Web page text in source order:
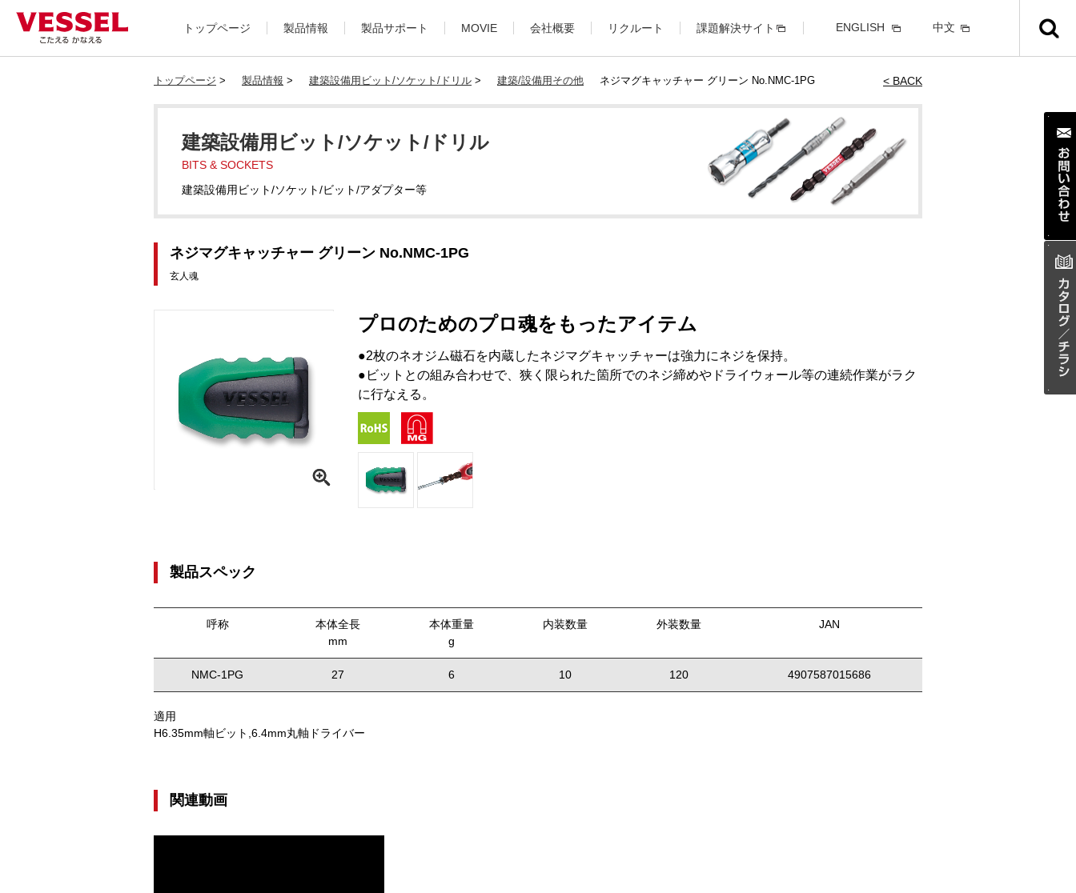
トップページ 製品情報 製品サポート MOVIE 会社概要 リクルート 課題解決サイト ENGLISH 中文
トップページ > 製品情報 > 建築設備用ビット/ソケット/ドリル > 建築/設備用その他 ネジマグキャッチャー グリーン No.NMC-1PG < BACK
建築設備用ビット/ソケット/ドリル
BITS & SOCKETS
建築設備用ビット/ソケット/ビット/アダプター等
ネジマグキャッチャー グリーン No.NMC-1PG
玄人魂
プロのためのプロ魂をもったアイテム
●2枚のネオジム磁石を内蔵したネジマグキャッチャーは強力にネジを保持。
●ビットとの組み合わせで、狭く限られた箇所でのネジ締めやドライウォール等の連続作業がラク
に行なえる。
製品スペック
呼称
本体全長
mm
本体重量
g
内装数量 外装数量 JAN
NMC-1PG 27 6 10 120 4907587015686
適用
H6.35mm軸ビット,6.4mm丸軸ドライバー
関連動画